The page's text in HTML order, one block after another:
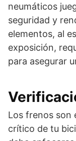
neumáticos
seguridad y
elementos, al
exposición,
para asegurar
Los frenos son
crítico de tu